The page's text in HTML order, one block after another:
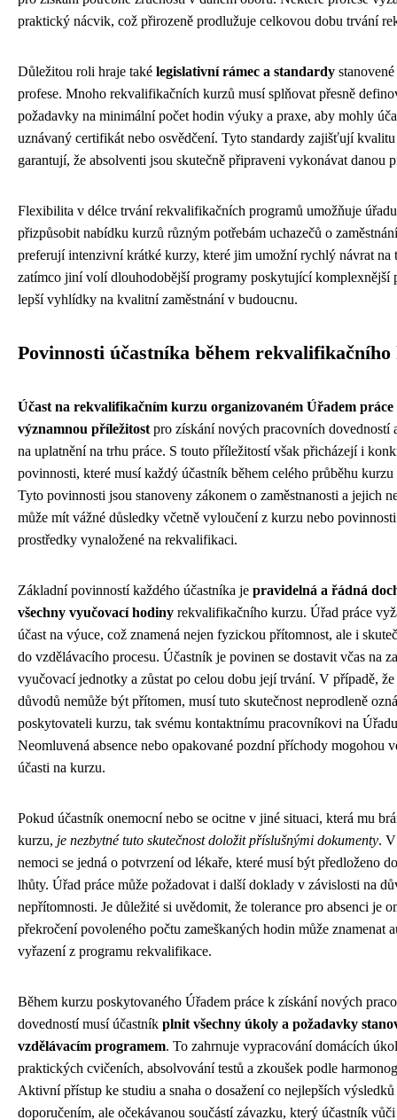
praktický nácvik, což přirozeně prodlužuje celkovou dobu trvání
Důležitou roli hraje také legislativní rámec a standardy
profese. Mnoho rekvalifikačních kurzů musí splňovat přesně
požadavky na minimální počet hodin výuky a praxe, aby mohly
uznávaný certifikát nebo osvědčení. Tyto standardy zajišťují
garantují, že absolventi jsou skutečně připraveni vykonávat danou
Flexibilita v délce trvání rekvalifikačních programů umožňuje
přizpůsobit nabídku kurzů různým potřebám uchazečů o
preferují intenzivní krátké kurzy, které jim umožní rychlý návrat na
zatímco jiní volí dlouhodobější programy poskytující komplexnější
lepší vyhlídky na kvalitní zaměstnání v budoucnu.
Povinnosti účastníka během
Účast na rekvalifikačním kurzu organizovaném Úřadem práce
významnou příležitost pro získání nových pracovních dovedností
na uplatnění na trhu práce. S touto příležitostí však přicházejí i
povinnosti, které musí každý účastník během celého průběhu
Tyto povinnosti jsou stanoveny zákonem o zaměstnanosti a jejich
může mít vážné důsledky včetně vyloučení z kurzu nebo
prostředky vynaložené na rekvalifikaci.
Základní povinností každého účastníka je pravidelná a řádná
všechny vyučovací hodiny rekvalifikačního kurzu. Úřad práce
účast na výuce, což znamená nejen fyzickou přítomnost, ale i
do vzdělávacího procesu. Účastník je povinen se dostavit včas na
vyučovací jednotky a zůstat po celou dobu její trvání. V případě,
důvodů nemůže být přítomen, musí tuto skutečnost neprodleně
poskytovateli kurzu, tak svému kontaktnímu pracovníkovi na
Neomluvená absence nebo opakované pozdní příchody mogohou
účasti na kurzu.
Pokud účastník onemocní nebo se ocitne v jiné situaci, která mu
kurzu, je nezbytné tuto skutečnost doložit příslušnými dokumenty.
nemoci se jedná o potvrzení od lékaře, které musí být předloženo
lhůty. Úřad práce může požadovat i další doklady v závislosti na
nepřítomnosti. Je důležité si uvědomit, že tolerance pro absenci je
překročení povoleného počtu zameškaných hodin může znamenat
vyřazení z programu rekvalifikace.
Během kurzu poskytovaného Úřadem práce k získání nových
dovedností musí účastník plnit všechny úkoly a požadavky
vzdělávacím programem. To zahrnuje vypracování domácích
praktických cvičeních, absolvování testů a zkoušek podle
Aktivní přístup ke studiu a snaha o dosažení co nejlepších
doporučením, ale očekávanou součástí závazku, který účastník